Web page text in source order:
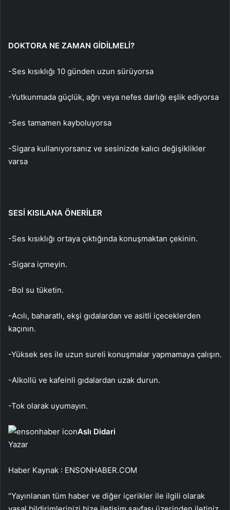
DOKTORA NE ZAMAN GİDİLMELİ?
-Ses kısıklığı 10 günden uzun sürüyorsa
-Yutkunmada güçlük, ağrı veya nefes darlığı eşlik ediyorsa
-Ses tamamen kayboluyorsa
-Sigara kullanıyorsanız ve sesinizde kalıcı değişiklikler
varsa
SESİ KISILANA ÖNERİLER
-Ses kısıklığı ortaya çıktığında konuşmaktan çekinin.
-Sigara içmeyin.
-Bol su tüketin.
-Acılı, baharatlı, ekşi gıdalardan ve asitli içeceklerden
kaçının.
-Yüksek ses ile uzun sureli konuşmalar yapmamaya çalışın.
-Alkollü ve kafeinli gıdalardan uzak durun.
-Tok olarak uyumayın.
Aslı Didari
Yazar
Haber Kaynak : ENSONHABER.COM
“Yayınlanan tüm haber ve diğer içerikler ile ilgili olarak